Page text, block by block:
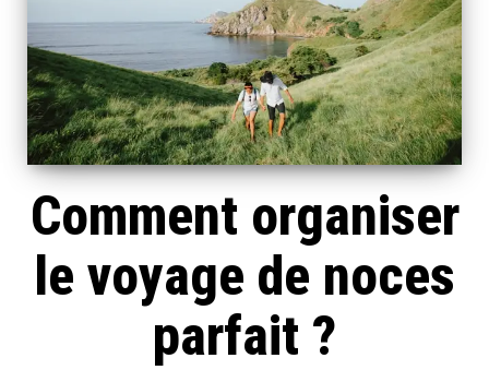
Comment organiser
le voyage de noces
parfait ?